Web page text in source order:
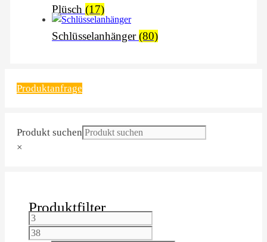
Plüsch (17)
Schlüsselanhänger(80)
Produktanfrage
Produkt suchen
×
Produktfilter